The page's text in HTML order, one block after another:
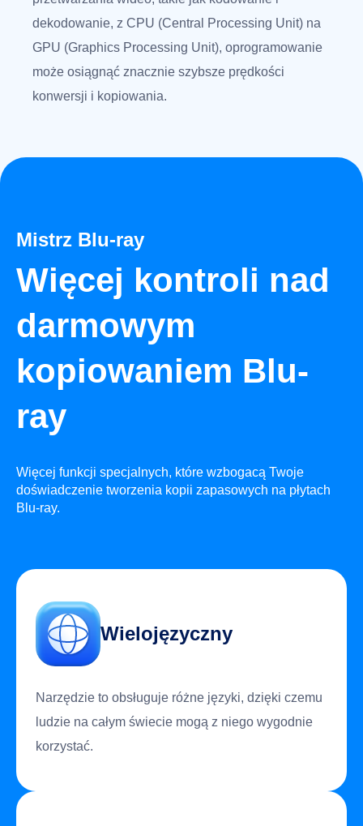
dekodowanie, z CPU (Central Processing Unit) na
GPU (Graphics Processing Unit), oprogramowanie
może osiągnąć znacznie szybsze prędkości
konwersji i kopiowania.
Mistrz Blu-ray
Więcej kontroli nad
darmowym
kopiowaniem Blu-
ray
Więcej funkcji specjalnych, które wzbogacą Twoje
doświadczenie tworzenia kopii zapasowych na płytach
Blu-ray.
Wielojęzyczny
Narzędzie to obsługuje różne języki, dzięki czemu
ludzie na całym świecie mogą z niego wygodnie
korzystać.